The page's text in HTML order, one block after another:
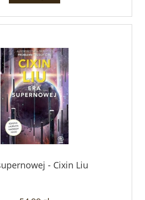
- Cixin Liu